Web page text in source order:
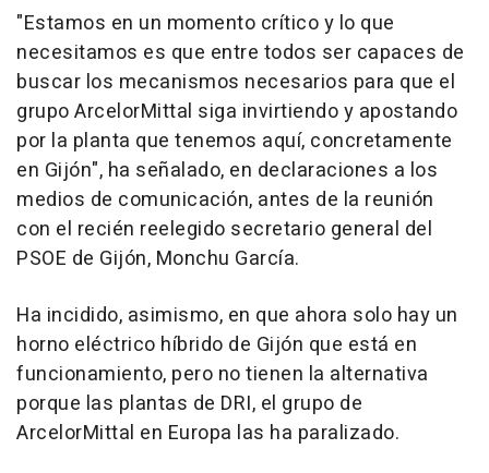
"Estamos en un momento crítico y lo que
necesitamos es que entre todos ser capaces de
buscar los mecanismos necesarios para que el
grupo ArcelorMittal siga invirtiendo y apostando
por la planta que tenemos aquí, concretamente
en Gijón", ha señalado, en declaraciones a los
medios de comunicación, antes de la reunión
con el recién reelegido secretario general del
PSOE de Gijón, Monchu García.
Ha incidido, asimismo, en que ahora solo hay un
horno eléctrico híbrido de Gijón que está en
funcionamiento, pero no tienen la alternativa
porque las plantas de DRI, el grupo de
ArcelorMittal en Europa las ha paralizado.